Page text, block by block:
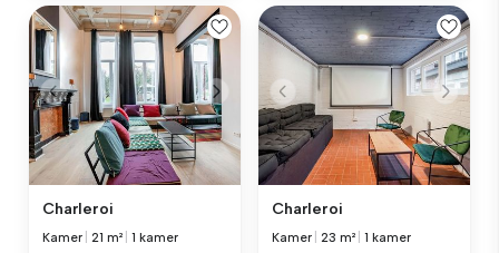
Charleroi
Kamer |21 m² |1 kamer
Charleroi
Kamer |23 m² |1 kamer